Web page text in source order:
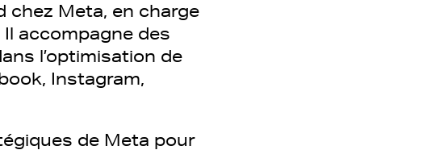
chez Meta, en charge
accompagne des
l’optimisation de
Instagram,
de Meta pour